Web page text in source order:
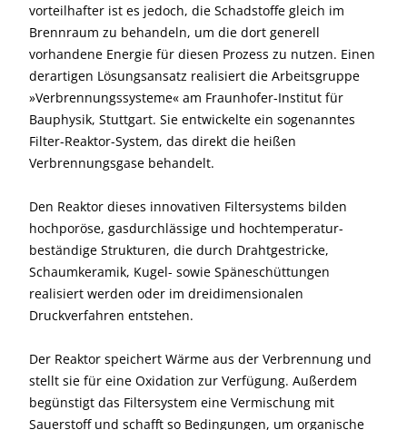
vorteilhafter ist es jedoch, die Schadstoffe gleich im
Brennraum zu behandeln, um die dort generell
vorhandene Energie für diesen Prozess zu nutzen. Einen
derartigen Lösungsansatz realisiert die Arbeitsgruppe
»Verbrennungssysteme« am Fraunhofer-Institut für
Bauphysik, Stuttgart. Sie entwickelte ein sogenanntes
Filter-Reaktor-System, das direkt die heißen
Verbrennungs­gase behandelt.
Den Reaktor dieses innovativen Filtersystems bilden
hochporöse, gasdurchlässige und hochtemperatur­
beständige Strukturen, die durch Drahtgestricke,
Schaumkeramik, Kugel- sowie Späne­schüttungen
realisiert werden oder im dreidimensionalen
Druckverfahren entstehen.
Der Reaktor speichert Wärme aus der Verbrennung und
stellt sie für eine Oxidation zur Verfügung. Außerdem
begünstigt das Filtersystem eine Vermischung mit
Sauerstoff und schafft so Bedingungen, um organische